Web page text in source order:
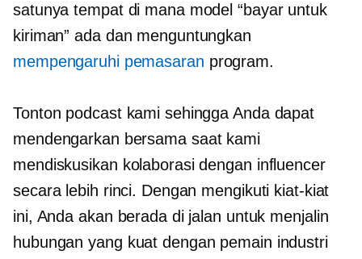
satunya tempat di mana model “bayar untuk
kiriman” ada dan menguntungkan
mempengaruhi pemasaran program.
Tonton podcast kami sehingga Anda dapat
mendengarkan bersama saat kami
mendiskusikan kolaborasi dengan influencer
secara lebih rinci. Dengan mengikuti kiat-kiat
ini, Anda akan berada di jalan untuk menjalin
hubungan yang kuat dengan pemain industri